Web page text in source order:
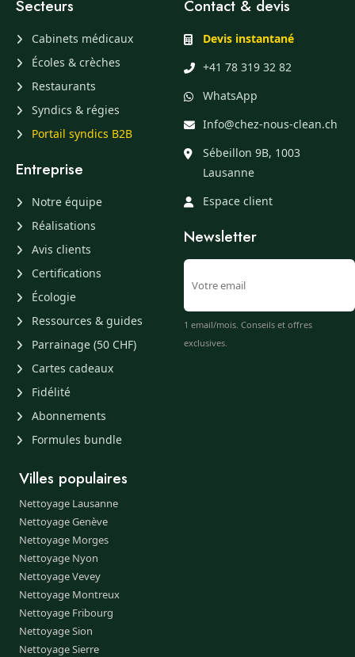
Secteurs
Cabinets médicaux
Écoles & crèches
Restaurants
Syndics & régies
Portail syndics B2B
Entreprise
Notre équipe
Réalisations
Avis clients
Certifications
Écologie
Ressources & guides
Parrainage (50 CHF)
Cartes cadeaux
Fidélité
Abonnements
Formules bundle
Contact & devis
Devis instantané
+41 78 319 32 82
WhatsApp
Info@chez-nous-clean.ch
Sébeillon 9B, 1003
Lausanne
Espace client
Newsletter
1 email/mois. Conseils et offres
exclusives.
Villes populaires
Nettoyage Lausanne
Nettoyage Genève
Nettoyage Morges
Nettoyage Nyon
Nettoyage Vevey
Nettoyage Montreux
Nettoyage Fribourg
Nettoyage Sion
Nettoyage Sierre